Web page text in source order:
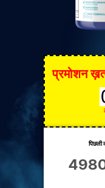
प्रमोशन
पिछली